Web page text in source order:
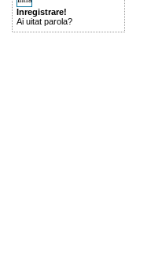
Inregistrare!
Ai uitat parola?